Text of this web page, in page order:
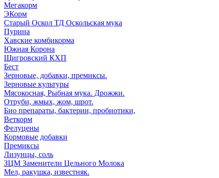
Мегакорм
ЭКорм
Старый Оскол ТД Оскольская мука
Пурина
Хавские комбикорма
Южная Корона
Щигровский КХП
Бест
Зерновые, добавки, премиксы.
Зерновые культуры
Мясокосная, Рыбная мука. Дрожжи.
Отруби, жмых, жом, шрот.
Био препараты, бактерии, пробиотики,
Веткорм
Фелуцены
Кормовые добавки
Премиксы
Лизунцы, соль
ЗЦМ Заменители Цельного Молока
Мел, ракушка, известняк.